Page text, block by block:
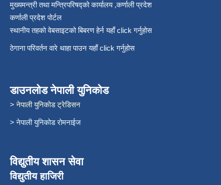
मुख्यमन्त्री तथा मन्त्रिपरिषद्को कार्यालय ,कर्णाली प्रदेश
कर्णाली प्रदेश पोर्टल
स्थानीय तहको वेबसाइटको बिबरण हेर्न यहाँ click गर्नुहोस
ठेगाना परिवर्तन वारे थाहा पाउन यहाँ click गर्नुहोस
डाउनलोड नेपाली युनिकोड
> नेपाली युनिकोड ट्रेडिसन
> नेपाली युनिकोड रोमनाईज
विद्युतीय शासन सेवा
विद्युतीय हाजिरी